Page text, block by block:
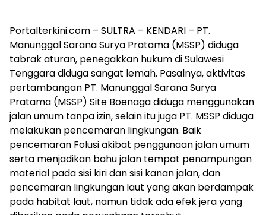
Portalterkini.com – SULTRA – KENDARI – PT.
Manunggal Sarana Surya Pratama (MSSP) diduga
tabrak aturan, penegakkan hukum di Sulawesi
Tenggara diduga sangat lemah. Pasalnya, aktivitas
pertambangan PT. Manunggal Sarana Surya
Pratama (MSSP) Site Boenaga diduga menggunakan
jalan umum tanpa izin, selain itu juga PT. MSSP diduga
melakukan pencemaran lingkungan. Baik
pencemaran Folusi akibat penggunaan jalan umum
serta menjadikan bahu jalan tempat penampungan
material pada sisi kiri dan sisi kanan jalan, dan
pencemaran lingkungan laut yang akan berdampak
pada habitat laut, namun tidak ada efek jera yang